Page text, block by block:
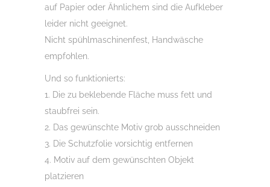
auf Papier oder Ähnlichem sind die Aufkleber
leider nicht geeignet.
Nicht spühlmaschinenfest, Handwäsche
empfohlen.
Und so funktionierts:
1. Die zu beklebende Fläche muss fett und
staubfrei sein.
2. Das gewünschte Motiv grob ausschneiden
3. Die Schutzfolie vorsichtig entfernen
4. Motiv auf dem gewünschten Objekt
platzieren